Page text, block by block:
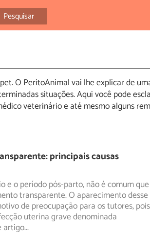
Pesquisar
O PeritoAnimal vai lhe explicar de
situações. Aqui você pode
veterinário e até mesmo alguns
principais causas
e o período pós-parto, não é comum que
transparente. O aparecimento desse
de preocupação para os tutores, pois
uterina grave denominada
artigo...